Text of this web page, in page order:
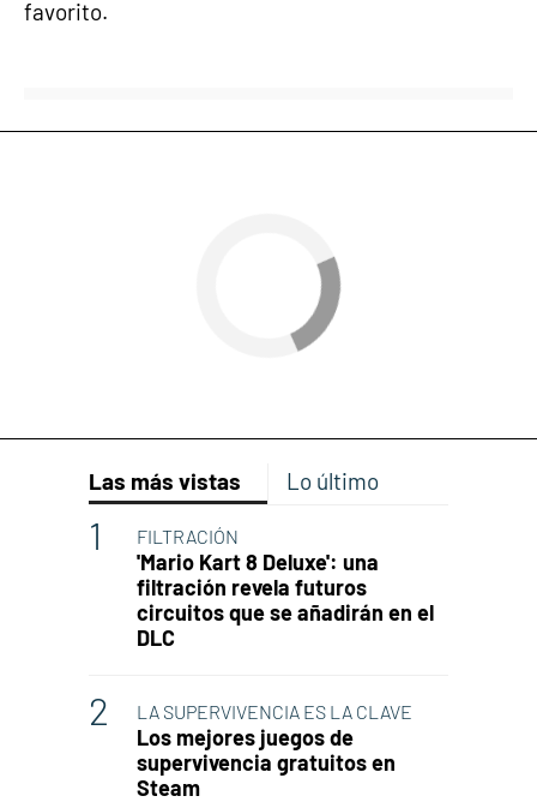
favorito.
Las más vistas Lo último
FILTRACIÓN
'Mario Kart 8 Deluxe': una
filtración revela futuros
circuitos que se añadirán en el
DLC
LA SUPERVIVENCIA ES LA CLAVE
Los mejores juegos de
supervivencia gratuitos en
Steam